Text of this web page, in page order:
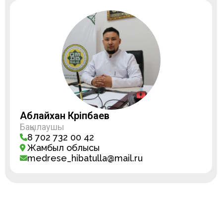
Аблайхан Кәріпбаев
Бақылаушы
8 702 732 00 42
Жамбыл облысы
medrese_hibatulla@mail.ru